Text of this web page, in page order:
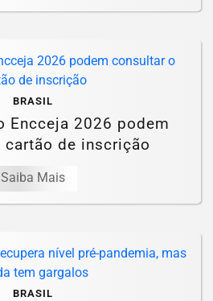
BRASIL
Encceja 2026 podem
de inscrição
Saiba Mais
BRASIL